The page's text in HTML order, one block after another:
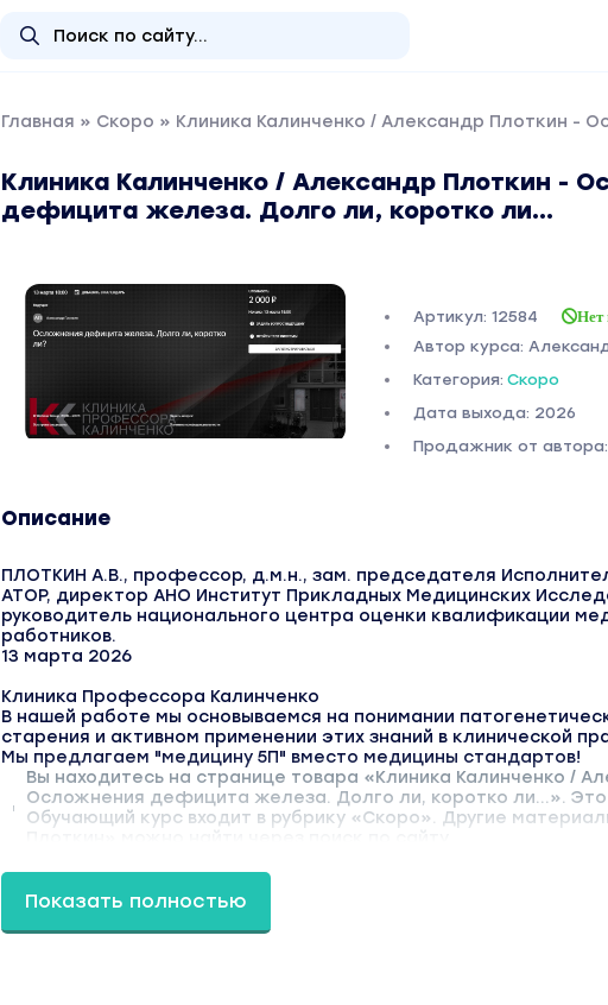
Главная » Скоро » Клиника Калинченко / Александр Плоткин -
Клиника Калинченко / Александр Плоткин -
дефицита железа. Долго ли, коротко ли...
Артикул: 12584 Нет
Автор курса:
Категория: Скоро
Дата выхода: 2026
Продажник от автора:
Описание
ПЛОТКИН А.В., профессор, д.м.н., зам. председателя
АТОР, директор АНО Институт Прикладных Медицинских
руководитель национального центра оценки квалификации
работников.
13 марта 2026
Клиника Профессора Калинченко
В нашей работе мы основываемся на понимании
старения и активном применении этих знаний в клинической
Мы предлагаем "медицину 5П" вместо медицины стандартов!
Вы находитесь на странице товара «Клиника Калинченко /
Осложнения дефицита железа. Долго ли, коротко ли...».
Обучающий курс входит в рубрику «Скоро». Другие
Показать полностью